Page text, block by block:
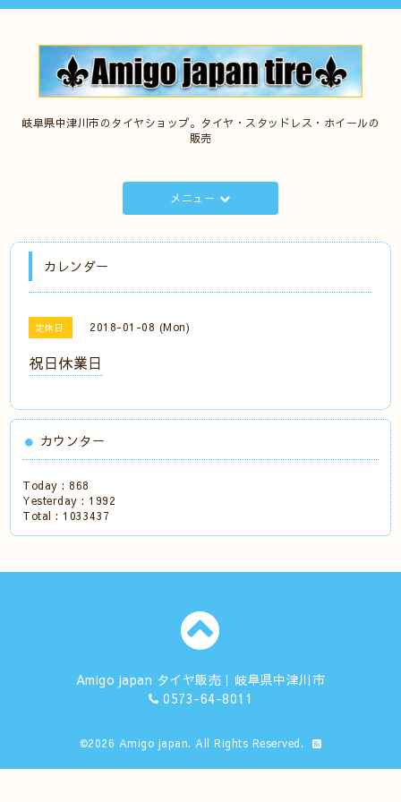
岐阜県中津川市のタイヤショップ。タイヤ・スタッドレス・ホイールの
販売
メニュー
カレンダー
定休日 2018-01-08 (Mon)
祝日休業日
カウンター
Today : 868
Yesterday : 1992
Total : 1033437
Amigo japan タイヤ販売｜岐阜県中津川市
0573-64-8011
©2026 Amigo japan. All Rights Reserved.